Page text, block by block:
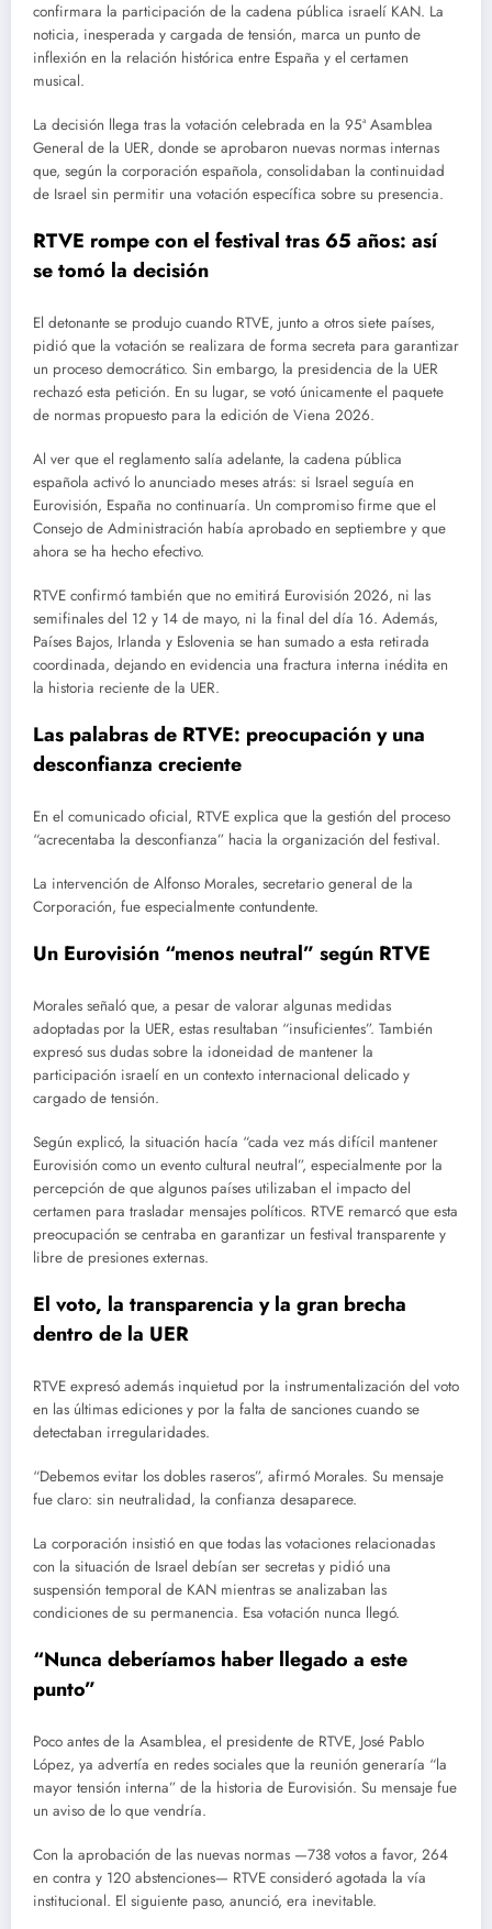
confirmara la participación de la cadena pública israelí KAN. La
noticia, inesperada y cargada de tensión, marca un punto de
inflexión en la relación histórica entre España y el certamen
musical.
La decisión llega tras la votación celebrada en la 95ª Asamblea
General de la UER, donde se aprobaron nuevas normas internas
que, según la corporación española, consolidaban la continuidad
de Israel sin permitir una votación específica sobre su presencia.
RTVE rompe con el festival tras 65 años: así
se tomó la decisión
El detonante se produjo cuando RTVE, junto a otros siete países,
pidió que la votación se realizara de forma secreta para garantizar
un proceso democrático. Sin embargo, la presidencia de la UER
rechazó esta petición. En su lugar, se votó únicamente el paquete
de normas propuesto para la edición de Viena 2026.
Al ver que el reglamento salía adelante, la cadena pública
española activó lo anunciado meses atrás: si Israel seguía en
Eurovisión, España no continuaría. Un compromiso firme que el
Consejo de Administración había aprobado en septiembre y que
ahora se ha hecho efectivo.
RTVE confirmó también que no emitirá Eurovisión 2026, ni las
semifinales del 12 y 14 de mayo, ni la final del día 16. Además,
Países Bajos, Irlanda y Eslovenia se han sumado a esta retirada
coordinada, dejando en evidencia una fractura interna inédita en
la historia reciente de la UER.
Las palabras de RTVE: preocupación y una
desconfianza creciente
En el comunicado oficial, RTVE explica que la gestión del proceso
“acrecentaba la desconfianza” hacia la organización del festival.
La intervención de Alfonso Morales, secretario general de la
Corporación, fue especialmente contundente.
Un Eurovisión “menos neutral” según RTVE
Morales señaló que, a pesar de valorar algunas medidas
adoptadas por la UER, estas resultaban “insuficientes”. También
expresó sus dudas sobre la idoneidad de mantener la
participación israelí en un contexto internacional delicado y
cargado de tensión.
Según explicó, la situación hacía “cada vez más difícil mantener
Eurovisión como un evento cultural neutral”, especialmente por la
percepción de que algunos países utilizaban el impacto del
certamen para trasladar mensajes políticos. RTVE remarcó que esta
preocupación se centraba en garantizar un festival transparente y
libre de presiones externas.
El voto, la transparencia y la gran brecha
dentro de la UER
RTVE expresó además inquietud por la instrumentalización del voto
en las últimas ediciones y por la falta de sanciones cuando se
detectaban irregularidades.
“Debemos evitar los dobles raseros”, afirmó Morales. Su mensaje
fue claro: sin neutralidad, la confianza desaparece.
La corporación insistió en que todas las votaciones relacionadas
con la situación de Israel debían ser secretas y pidió una
suspensión temporal de KAN mientras se analizaban las
condiciones de su permanencia. Esa votación nunca llegó.
“Nunca deberíamos haber llegado a este
punto”
Poco antes de la Asamblea, el presidente de RTVE, José Pablo
López, ya advertía en redes sociales que la reunión generaría “la
mayor tensión interna” de la historia de Eurovisión. Su mensaje fue
un aviso de lo que vendría.
Con la aprobación de las nuevas normas —738 votos a favor, 264
en contra y 120 abstenciones— RTVE consideró agotada la vía
institucional. El siguiente paso, anunció, era inevitable.